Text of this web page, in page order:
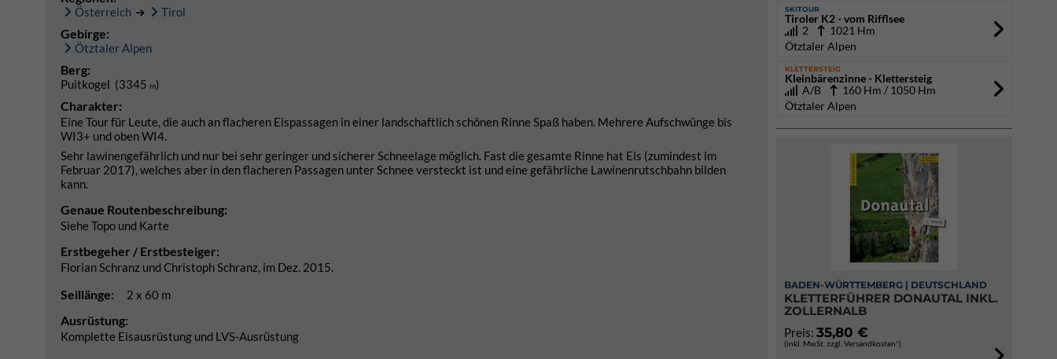
Österreich Tirol
Gebirge:
Ötztaler Alpen
Berg:
Puitkogel (3345 m)
Charakter:
Eine Tour für Leute, die auch an flacheren Eispassagen in einer landschaftlich schönen Rinne Spaß haben. Mehrere Aufschwünge bis
WI3+ und oben WI4.
Sehr lawinengefährlich und nur bei sehr geringer und sicherer Schneelage möglich. Fast die gesamte Rinne hat Eis (zumindest im
Februar 2017), welches aber in den flacheren Passagen unter Schnee versteckt ist und eine gefährliche Lawinenrutschbahn bilden
kann.
Genaue Routenbeschreibung:
Siehe Topo und Karte
Erstbegeher / Erstbesteiger:
Florian Schranz und Christoph Schranz, im Dez. 2015.
Seillänge: 2 x 60 m
Ausrüstung:
Komplette Eisausrüstung und LVS-Ausrüstung
SKITOUR
Tiroler K2 - vom Rifflsee
2
1021 Hm
Ötztaler Alpen
KLETTERSTEIG
Kleinbärenzinne - Klettersteig
A/B
160 Hm / 1050 Hm
Ötztaler Alpen
BADEN-WÜRTTEMBERG | DEUTSCHLAND
KLETTERFÜHRER DONAUTAL INKL.
ZOLLERNALB
Preis: 35,80 €
(inkl. MwSt. zzgl. Versandkosten*)